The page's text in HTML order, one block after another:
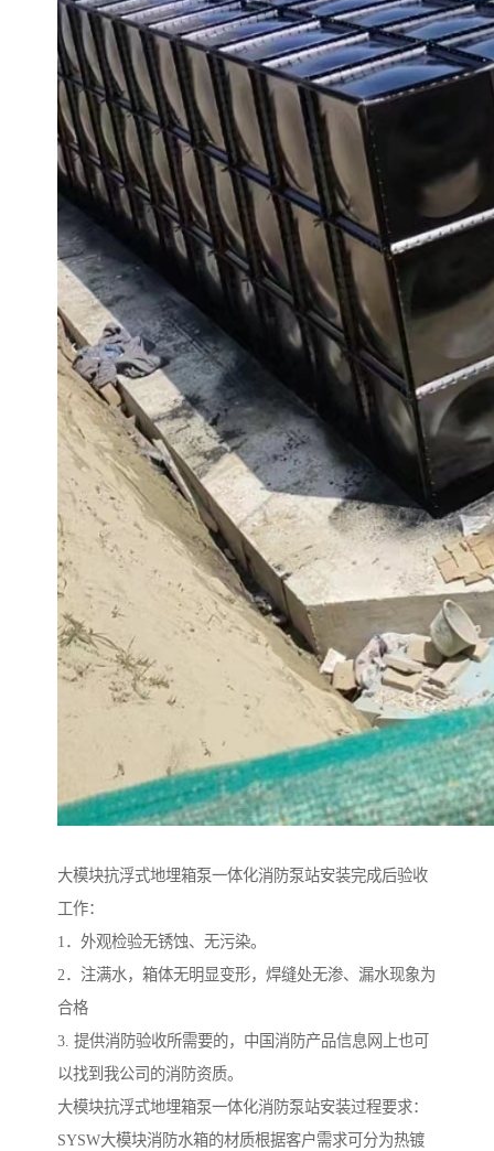
大模块抗浮式地埋箱泵一体化消防泵站安装完成后验收
工作：
1．外观检验无锈蚀、无污染。
2．注满水，箱体无明显变形，焊缝处无渗、漏水现象为
合格
3. 提供消防验收所需要的，中国消防产品信息网上也可
以找到我公司的消防资质。
大模块抗浮式地埋箱泵一体化消防泵站安装过程要求：
SYSW大模块消防水箱的材质根据客户需求可分为热镀